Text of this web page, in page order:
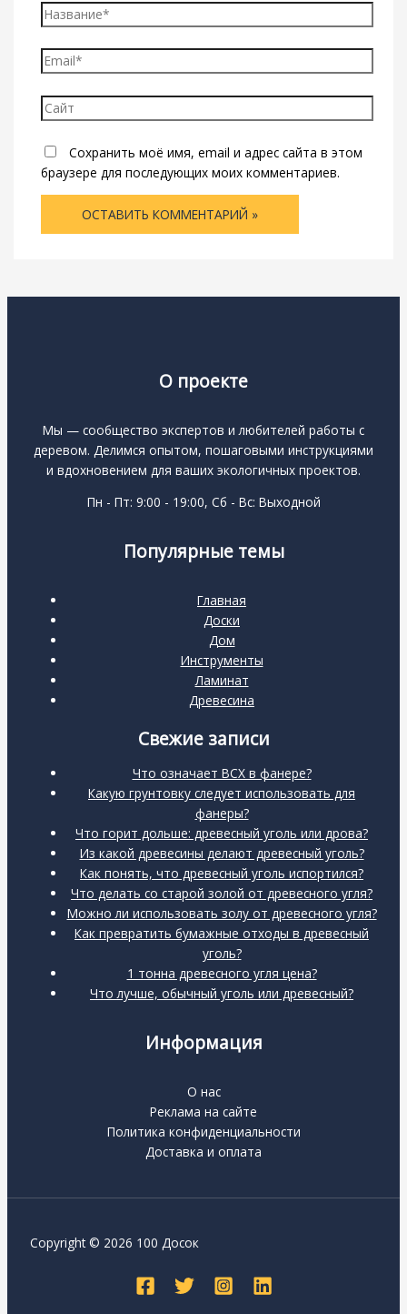
Название*
Email*
Сайт
Сохранить моё имя, email и адрес сайта в этом
браузере для последующих моих комментариев.
О проекте
Мы — сообщество экспертов и любителей работы с
деревом. Делимся опытом, пошаговыми инструкциями
и вдохновением для ваших экологичных проектов.
Пн - Пт: 9:00 - 19:00, Сб - Вс: Выходной
Популярные темы
Главная
Доски
Дом
Инструменты
Ламинат
Древесина
Свежие записи
Что означает BCX в фанере?
Какую грунтовку следует использовать для
фанеры?
Что горит дольше: древесный уголь или дрова?
Из какой древесины делают древесный уголь?
Как понять, что древесный уголь испортился?
Что делать со старой золой от древесного угля?
Можно ли использовать золу от древесного угля?
Как превратить бумажные отходы в древесный
уголь?
1 тонна древесного угля цена?
Что лучше, обычный уголь или древесный?
Информация
О нас
Реклама на сайте
Политика конфиденциальности
Доставка и оплата
Copyright © 2026 100 Досок